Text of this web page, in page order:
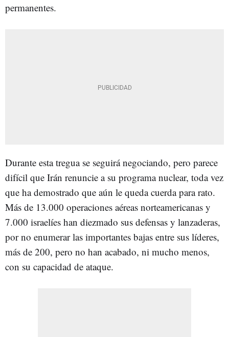
permanentes.
Durante esta tregua se seguirá negociando, pero parece
difícil que Irán renuncie a su programa nuclear, toda vez
que ha demostrado que aún le queda cuerda para rato.
Más de 13.000 operaciones aéreas norteamericanas y
7.000 israelíes han diezmado sus defensas y lanzaderas,
por no enumerar las importantes bajas entre sus líderes,
más de 200, pero no han acabado, ni mucho menos,
con su capacidad de ataque.